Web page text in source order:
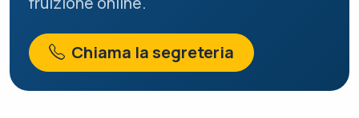
Chiama la segreteria